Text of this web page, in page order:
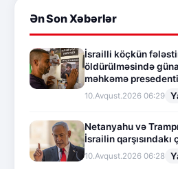
Ən Son Xəbərlər
İsrailli köçkün
öldürülməsində
məhkəmə presedenti
10.Avqust.2026 06:29
Netanyahu və
İsrailin qarşısındakı
10.Avqust.2026 06:28